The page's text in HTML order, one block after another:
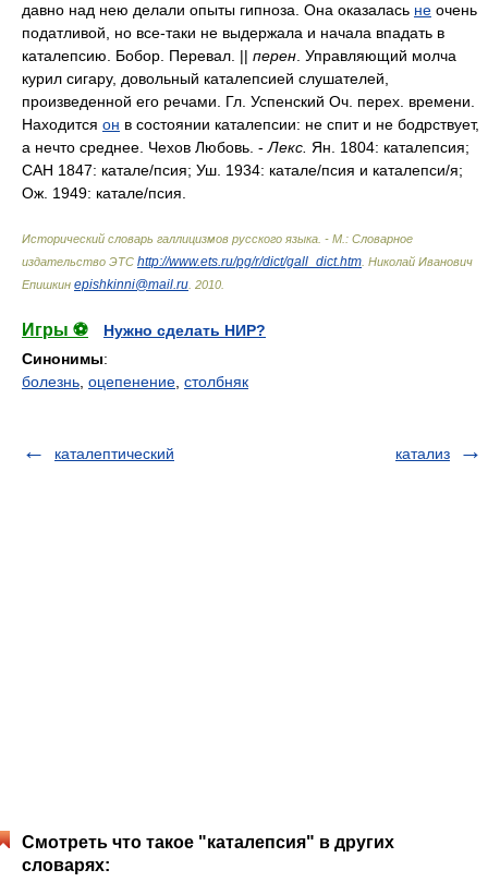
давно над нею делали опыты гипноза. Она оказалась не очень
податливой, но все-таки не выдержала и начала впадать в
каталепсию. Бобор. Перевал. || перен . Управляющий молча
курил сигару, довольный каталепсией слушателей,
произведенной его речами. Гл. Успенский Оч. перех. времени.
Находится он в состоянии каталепсии: не спит и не бодрствует,
а нечто среднее. Чехов Любовь. - Лекс. Ян. 1804: каталепсия;
САН 1847: катале/псия; Уш. 1934: катале/псия и каталепси/я;
Ож. 1949: катале/псия.
Исторический словарь галлицизмов русского языка. - М.: Словарное
издательство ЭТС http://www.ets.ru/pg/r/dict/gall_dict.htm Николай Иванович
Епишкин epishkinni@mail.ru 2010
Игры ⚽
Нужно сделать НИР?
Синонимы:
болезнь оцепенение столбняк
каталептический катализ
Смотреть что такое "каталепсия" в других
словарях: